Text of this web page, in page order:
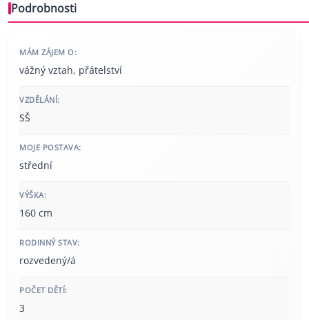
Podrobnosti
MÁM ZÁJEM O:
vážný vztah, přátelství
VZDĚLÁNÍ:
SŠ
MOJE POSTAVA:
střední
VÝŠKA:
160 cm
RODINNÝ STAV:
rozvedený/á
POČET DĚTÍ:
3